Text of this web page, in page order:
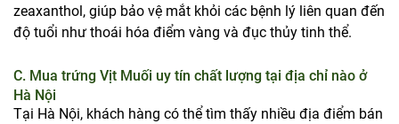
zeaxanthol, giúp bảo vệ mắt khỏi các bệnh lý liên quan đến
độ tuổi như thoái hóa điểm vàng và đục thủy tinh thể.
C. Mua trứng Vịt Muối uy tín chất lượng tại địa chỉ nào ở
Hà Nội
Tại Hà Nội, khách hàng có thể tìm thấy nhiều địa điểm bán